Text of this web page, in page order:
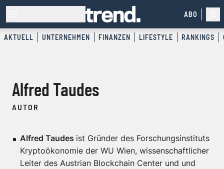
ABO
AKTUELL UNTERNEHMEN FINANZEN LIFESTYLE RANKINGS
Alfred Taudes
AUTOR
Alfred Taudes ist Gründer des Forschungsinstituts
Kryptoökonomie der WU Wien, wissenschaftlicher
Leiter des Austrian Blockchain Center und und